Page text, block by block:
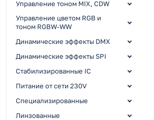
Управление тоном MIX, CDW
Управление цветом RGB и
тоном RGBW-WW
Динамические эффекты DMX
Динамические эффекты SPI
Стабилизированные IC
Питание от сети 230V
Специализированные
Линзованные